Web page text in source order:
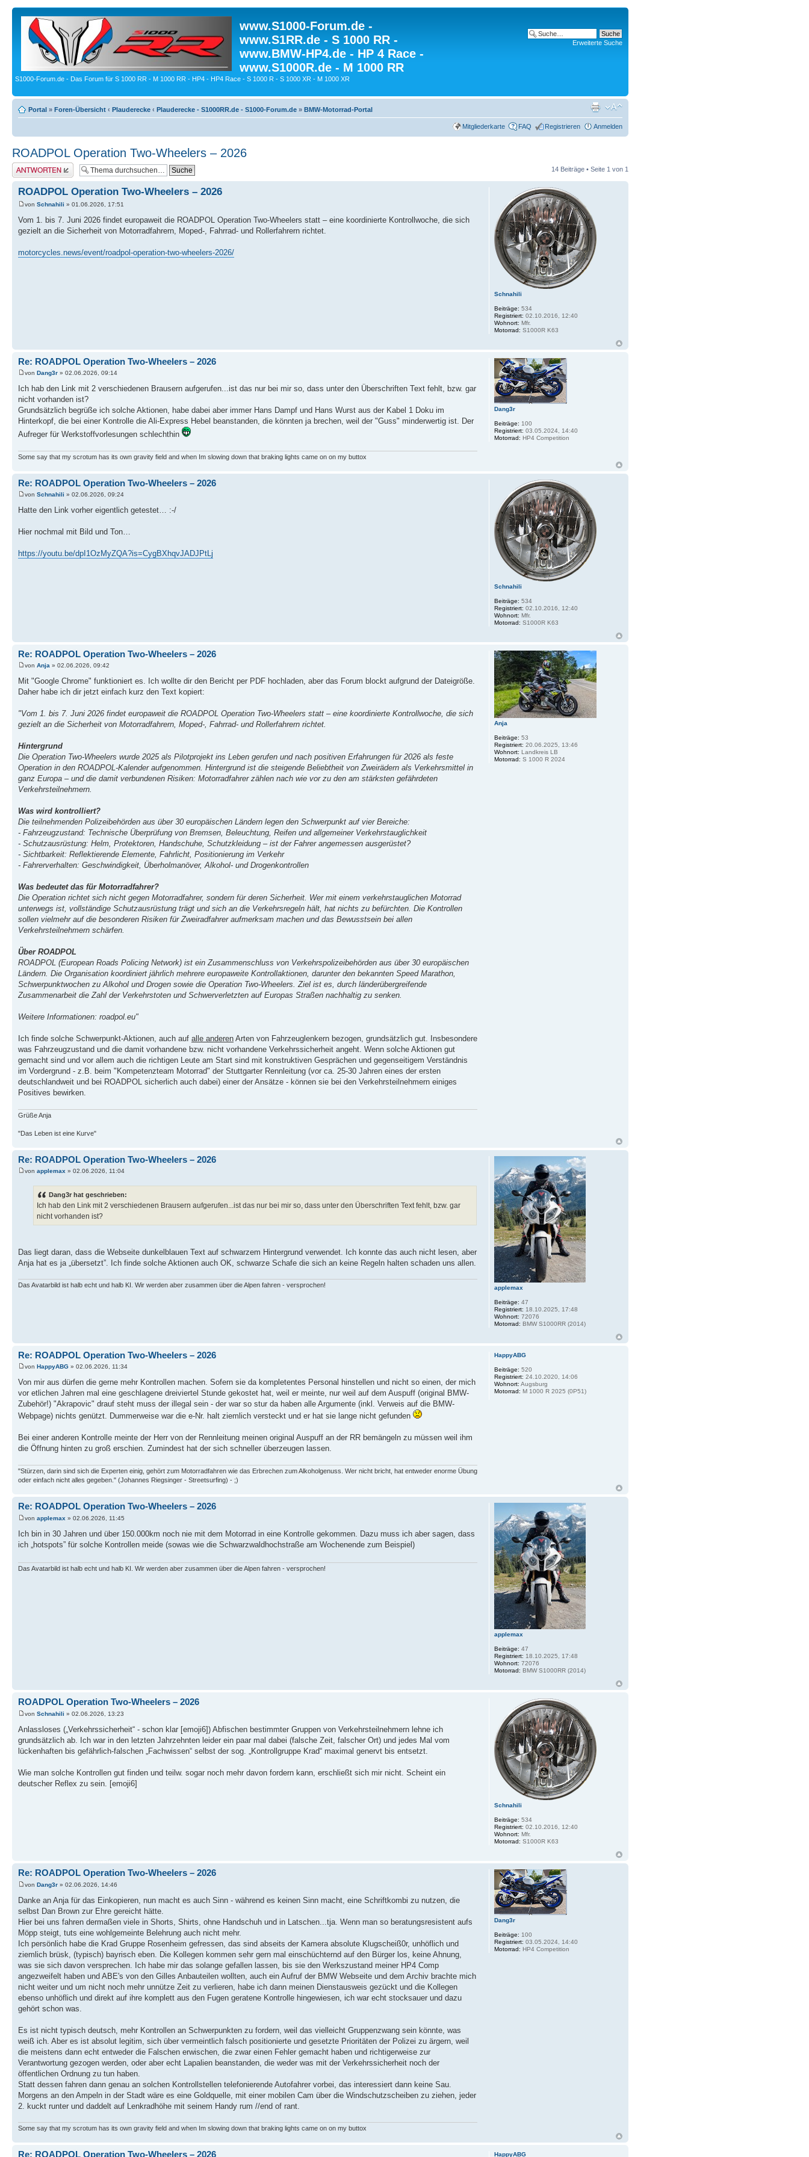
www.S1000-Forum.de -
www.S1RR.de - S 1000 RR -
www.BMW-HP4.de - HP 4 Race -
www.S1000R.de - M 1000 RR
S1000-Forum.de - Das Forum für S 1000 RR - M 1000 RR - HP4 - HP4 Race - S 1000 R - S 1000 XR - M 1000 XR
Erweiterte Suche
Portal » Foren-Übersicht ‹ Plauderecke ‹ Plauderecke - S1000RR.de - S1000-Forum.de » BMW-Motorrad-Portal
Mitgliederkarte FAQ Registrieren Anmelden
ROADPOL Operation Two-Wheelers – 2026
Antwort erstellen 14 Beiträge • Seite 1 von 1
ROADPOL Operation Two-Wheelers – 2026
von Schnahili » 01.06.2026, 17:51
Vom 1. bis 7. Juni 2026 findet europaweit die ROADPOL Operation Two-Wheelers statt – eine koordinierte Kontrollwoche, die sich
gezielt an die Sicherheit von Motorradfahrern, Moped-, Fahrrad- und Rollerfahrern richtet.
motorcycles.news/event/roadpol-operation-two-wheelers-2026/
Schnahili
Beiträge: 534
Registriert: 02.10.2016, 12:40
Wohnort: Mfr.
Motorrad: S1000R K63
Re: ROADPOL Operation Two-Wheelers – 2026
von Dang3r » 02.06.2026, 09:14
Ich hab den Link mit 2 verschiedenen Brausern aufgerufen...ist das nur bei mir so, dass unter den Überschriften Text fehlt, bzw. gar
nicht vorhanden ist?
Grundsätzlich begrüße ich solche Aktionen, habe dabei aber immer Hans Dampf und Hans Wurst aus der Kabel 1 Doku im
Hinterkopf, die bei einer Kontrolle die Ali-Express Hebel beanstanden, die könnten ja brechen, weil der "Guss" minderwertig ist. Der
Aufreger für Werkstoffvorlesungen schlechthin
Some say that my scrotum has its own gravity field and when Im slowing down that braking lights came on on my buttox
Dang3r
Beiträge: 100
Registriert: 03.05.2024, 14:40
Motorrad: HP4 Competition
Re: ROADPOL Operation Two-Wheelers – 2026
von Schnahili » 02.06.2026, 09:24
Hatte den Link vorher eigentlich getestet… :-/
Hier nochmal mit Bild und Ton…
https://youtu.be/dpI1OzMyZQA?is=CygBXhqvJADJPtLj
Schnahili
Beiträge: 534
Registriert: 02.10.2016, 12:40
Wohnort: Mfr.
Motorrad: S1000R K63
Re: ROADPOL Operation Two-Wheelers – 2026
von Anja » 02.06.2026, 09:42
Mit "Google Chrome" funktioniert es. Ich wollte dir den Bericht per PDF hochladen, aber das Forum blockt aufgrund der Dateigröße.
Daher habe ich dir jetzt einfach kurz den Text kopiert:
"Vom 1. bis 7. Juni 2026 findet europaweit die ROADPOL Operation Two-Wheelers statt – eine koordinierte Kontrollwoche, die sich
gezielt an die Sicherheit von Motorradfahrern, Moped-, Fahrrad- und Rollerfahrern richtet.
Hintergrund
Die Operation Two-Wheelers wurde 2025 als Pilotprojekt ins Leben gerufen und nach positiven Erfahrungen für 2026 als feste
Operation in den ROADPOL-Kalender aufgenommen. Hintergrund ist die steigende Beliebtheit von Zweirädern als Verkehrsmittel in
ganz Europa – und die damit verbundenen Risiken: Motorradfahrer zählen nach wie vor zu den am stärksten gefährdeten
Verkehrsteilnehmern.
Was wird kontrolliert?
Die teilnehmenden Polizeibehörden aus über 30 europäischen Ländern legen den Schwerpunkt auf vier Bereiche:
- Fahrzeugzustand: Technische Überprüfung von Bremsen, Beleuchtung, Reifen und allgemeiner Verkehrstauglichkeit
- Schutzausrüstung: Helm, Protektoren, Handschuhe, Schutzkleidung – ist der Fahrer angemessen ausgerüstet?
- Sichtbarkeit: Reflektierende Elemente, Fahrlicht, Positionierung im Verkehr
- Fahrerverhalten: Geschwindigkeit, Überholmanöver, Alkohol- und Drogenkontrollen
Was bedeutet das für Motorradfahrer?
Die Operation richtet sich nicht gegen Motorradfahrer, sondern für deren Sicherheit. Wer mit einem verkehrstauglichen Motorrad
unterwegs ist, vollständige Schutzausrüstung trägt und sich an die Verkehrsregeln hält, hat nichts zu befürchten. Die Kontrollen
sollen vielmehr auf die besonderen Risiken für Zweiradfahrer aufmerksam machen und das Bewusstsein bei allen
Verkehrsteilnehmern schärfen.
Über ROADPOL
ROADPOL (European Roads Policing Network) ist ein Zusammenschluss von Verkehrspolizeibehörden aus über 30 europäischen
Ländern. Die Organisation koordiniert jährlich mehrere europaweite Kontrollaktionen, darunter den bekannten Speed Marathon,
Schwerpunktwochen zu Alkohol und Drogen sowie die Operation Two-Wheelers. Ziel ist es, durch länderübergreifende
Zusammenarbeit die Zahl der Verkehrstoten und Schwerverletzten auf Europas Straßen nachhaltig zu senken.
Weitere Informationen: roadpol.eu"
Ich finde solche Schwerpunkt-Aktionen, auch auf alle anderen Arten von Fahrzeuglenkern bezogen, grundsätzlich gut. Insbesondere
was Fahrzeugzustand und die damit vorhandene bzw. nicht vorhandene Verkehrssicherheit angeht. Wenn solche Aktionen gut
gemacht sind und vor allem auch die richtigen Leute am Start sind mit konstruktiven Gesprächen und gegenseitigem Verständnis
im Vordergrund - z.B. beim "Kompetenzteam Motorrad" der Stuttgarter Rennleitung (vor ca. 25-30 Jahren eines der ersten
deutschlandweit und bei ROADPOL sicherlich auch dabei) einer der Ansätze - können sie bei den Verkehrsteilnehmern einiges
Positives bewirken.
Grüße Anja
"Das Leben ist eine Kurve"
Anja
Beiträge: 53
Registriert: 20.06.2025, 13:46
Wohnort: Landkreis LB
Motorrad: S 1000 R 2024
Re: ROADPOL Operation Two-Wheelers – 2026
von applemax » 02.06.2026, 11:04
Dang3r hat geschrieben:
Ich hab den Link mit 2 verschiedenen Brausern aufgerufen...ist das nur bei mir so, dass unter den Überschriften Text fehlt, bzw. gar
nicht vorhanden ist?
Das liegt daran, dass die Webseite dunkelblauen Text auf schwarzem Hintergrund verwendet. Ich konnte das auch nicht lesen, aber
Anja hat es ja „übersetzt”. Ich finde solche Aktionen auch OK, schwarze Schafe die sich an keine Regeln halten schaden uns allen.
Das Avatarbild ist halb echt und halb KI. Wir werden aber zusammen über die Alpen fahren - versprochen! applemax
Beiträge: 47
Registriert: 18.10.2025, 17:48
Wohnort: 72076
Motorrad: BMW S1000RR (2014)
Re: ROADPOL Operation Two-Wheelers – 2026
von HappyABG » 02.06.2026, 11:34
Von mir aus dürfen die gerne mehr Kontrollen machen. Sofern sie da kompletentes Personal hinstellen und nicht so einen, der mich
vor etlichen Jahren mal eine geschlagene dreiviertel Stunde gekostet hat, weil er meinte, nur weil auf dem Auspuff (original BMW-
Zubehör!) "Akrapovic" drauf steht muss der illegal sein - der war so stur da haben alle Argumente (inkl. Verweis auf die BMW-
Webpage) nichts genützt. Dummerweise war die e-Nr. halt ziemlich versteckt und er hat sie lange nicht gefunden
Bei einer anderen Kontrolle meinte der Herr von der Rennleitung meinen original Auspuff an der RR bemängeln zu müssen weil ihm
die Öffnung hinten zu groß erschien. Zumindest hat der sich schneller überzeugen lassen.
"Stürzen, darin sind sich die Experten einig, gehört zum Motorradfahren wie das Erbrechen zum Alkoholgenuss. Wer nicht bricht, hat entweder enorme Übung
oder einfach nicht alles gegeben." (Johannes Riegsinger - Streetsurfing) - ;)
HappyABG
Beiträge: 520
Registriert: 24.10.2020, 14:06
Wohnort: Augsburg
Motorrad: M 1000 R 2025 (0P51)
Re: ROADPOL Operation Two-Wheelers – 2026
von applemax » 02.06.2026, 11:45
Ich bin in 30 Jahren und über 150.000km noch nie mit dem Motorrad in eine Kontrolle gekommen. Dazu muss ich aber sagen, dass
ich „hotspots” für solche Kontrollen meide (sowas wie die Schwarzwaldhochstraße am Wochenende zum Beispiel)
Das Avatarbild ist halb echt und halb KI. Wir werden aber zusammen über die Alpen fahren - versprochen!
applemax
Beiträge: 47
Registriert: 18.10.2025, 17:48
Wohnort: 72076
Motorrad: BMW S1000RR (2014)
ROADPOL Operation Two-Wheelers – 2026
von Schnahili » 02.06.2026, 13:23
Anlassloses („Verkehrssicherheit“ - schon klar [emoji6]) Abfischen bestimmter Gruppen von Verkehrsteilnehmern lehne ich
grundsätzlich ab. Ich war in den letzten Jahrzehnten leider ein paar mal dabei (falsche Zeit, falscher Ort) und jedes Mal vom
lückenhaften bis gefährlich-falschen „Fachwissen“ selbst der sog. „Kontrollgruppe Krad“ maximal genervt bis entsetzt.
Wie man solche Kontrollen gut finden und teilw. sogar noch mehr davon fordern kann, erschließt sich mir nicht. Scheint ein
deutscher Reflex zu sein. [emoji6]
Schnahili
Beiträge: 534
Registriert: 02.10.2016, 12:40
Wohnort: Mfr.
Motorrad: S1000R K63
Re: ROADPOL Operation Two-Wheelers – 2026
von Dang3r » 02.06.2026, 14:46
Danke an Anja für das Einkopieren, nun macht es auch Sinn - während es keinen Sinn macht, eine Schriftkombi zu nutzen, die
selbst Dan Brown zur Ehre gereicht hätte.
Hier bei uns fahren dermaßen viele in Shorts, Shirts, ohne Handschuh und in Latschen...tja. Wenn man so beratungsresistent aufs
Möpp steigt, tuts eine wohlgemeinte Belehrung auch nicht mehr.
Ich persönlich habe die Krad Gruppe Rosenheim gefressen, das sind abseits der Kamera absolute Klugscheiß0r, unhöflich und
ziemlich brüsk, (typisch) bayrisch eben. Die Kollegen kommen sehr gern mal einschüchternd auf den Bürger los, keine Ahnung,
was sie sich davon versprechen. Ich habe mir das solange gefallen lassen, bis sie den Werkszustand meiner HP4 Comp
angezweifelt haben und ABE's von den Gilles Anbauteilen wollten, auch ein Aufruf der BMW Webseite und dem Archiv brachte mich
nicht weiter und um nicht noch mehr unnütze Zeit zu verlieren, habe ich dann meinen Dienstausweis gezückt und die Kollegen
ebenso unhöflich und direkt auf ihre komplett aus den Fugen geratene Kontrolle hingewiesen, ich war echt stocksauer und dazu
gehört schon was.
Es ist nicht typisch deutsch, mehr Kontrollen an Schwerpunkten zu fordern, weil das vielleicht Gruppenzwang sein könnte, was
weiß ich. Aber es ist absolut legitim, sich über vermeintlich falsch positionierte und gesetzte Prioritäten der Polizei zu ärgern, weil
die meistens dann echt entweder die Falschen erwischen, die zwar einen Fehler gemacht haben und richtigerweise zur
Verantwortung gezogen werden, oder aber echt Lapalien beanstanden, die weder was mit der Verkehrssicherheit noch der
öffentlichen Ordnung zu tun haben.
Statt dessen fahren dann genau an solchen Kontrollstellen telefonierende Autofahrer vorbei, das interessiert dann keine Sau.
Morgens an den Ampeln in der Stadt wäre es eine Goldquelle, mit einer mobilen Cam über die Windschutzscheiben zu ziehen, jeder
2. kuckt runter und daddelt auf Lenkradhöhe mit seinem Handy rum //end of rant.
Some say that my scrotum has its own gravity field and when Im slowing down that braking lights came on on my buttox
Dang3r
Beiträge: 100
Registriert: 03.05.2024, 14:40
Motorrad: HP4 Competition
Re: ROADPOL Operation Two-Wheelers – 2026 HappyABG